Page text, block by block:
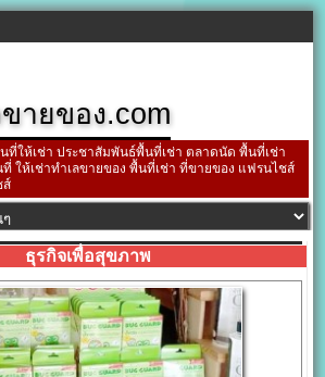
ายของ.com
ที่ให้เช่า ประชาสัมพันธ์พื้นที่เช่า ตลาดนัด พื้นที่เช่า
ให้เช่าทำเลขายของ พื้นที่เช่า ที่ขายของ แฟรนไชส์
ส์
ธุรกิจเพื่อสุขภาพ